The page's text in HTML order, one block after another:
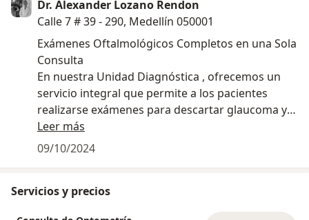
Dr. Alexander Lozano Rendon
Calle 7 # 39 - 290, Medellín 050001
Exámenes Oftalmológicos Completos en una Sola
Consulta
En nuestra Unidad Diagnóstica , ofrecemos un
servicio integral que permite a los pacientes
realizarse exámenes para descartar glaucoma y
patologías retinianas durante la misma consulta.
Esta práctica no solo mejora la experiencia del
efectivo . Logrando evaluar de manera exhaustiva
Leer más
09/10/2024
Servicios y precios